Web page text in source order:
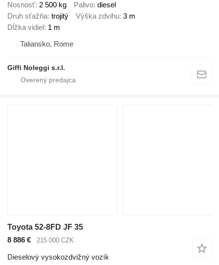
Nosnosť 2 500 kg Palivo diesel
Druh sťažňa trojitý Výška zdvihu 3 m
Dĺžka vidiel 1 m
Taliansko, Rome
Giffi Noleggi s.r.l.
Toyota 52-8FD JF 35
8 886 €
215 000 CZK
Dieselový vysokozdvižný vozík